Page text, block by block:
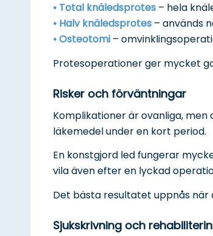
• Total knäledsprotes – hela
• Halv knäledsprotes – används
• Osteotomi –
Protesoperationer ger mycket
Risker och förväntningar
Komplikationer är ovanliga,
läkemedel under en kort period.
En konstgjord led fungerar
vila även efter en lyckad
Det bästa resultatet uppnås
Sjukskrivning och